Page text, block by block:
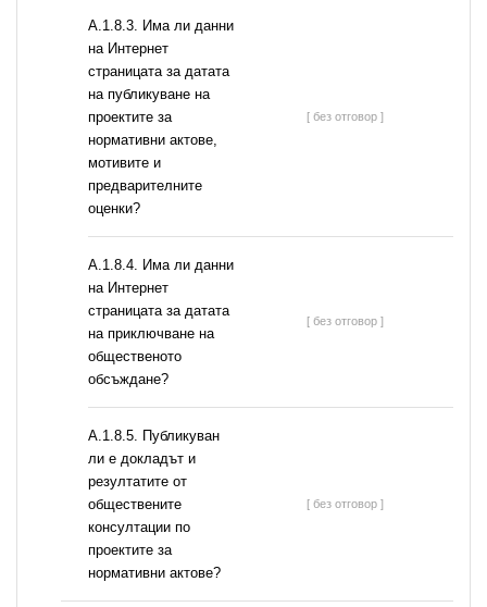
A.1.8.3. Има ли данни
на Интернет
страницата за датата
на публикуване на
проектите за
нормативни актове,
мотивите и
предварителните
оценки?
[ без отговор ]
A.1.8.4. Има ли данни
на Интернет
страницата за датата
на приключване на
общественото
обсъждане?
[ без отговор ]
А.1.8.5. Публикуван
ли е докладът и
резултатите от
обществените
консултации по
проектите за
нормативни актове?
[ без отговор ]